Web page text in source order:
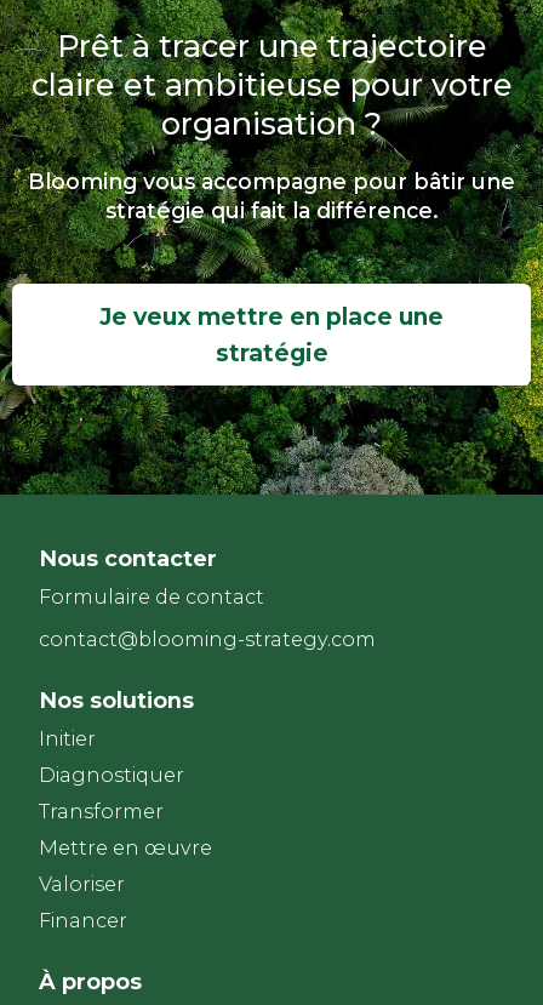
Prêt à tracer une trajectoire
claire et ambitieuse pour votre
organisation ?
Blooming vous accompagne pour bâtir une
stratégie qui fait la différence.
Je veux mettre en place une
stratégie
Nous contacter
Formulaire de contact
contact@blooming-strategy.com
Nos solutions
Initier
Diagnostiquer
Transformer
Mettre en œuvre
Valoriser
Financer
À propos